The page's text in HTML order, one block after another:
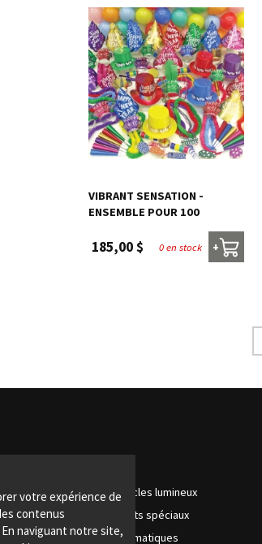
votre expérience de
contenus
naviguant notre site,
VIBRANT SENSATION -
ENSEMBLE POUR 100
185,00 $ 0 en stock +
de fête
Articles lumineux
Effets spéciaux
spéciaux
Thématiques